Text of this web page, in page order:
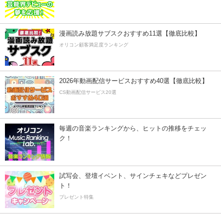
漫画読み放題サブスクおすすめ11選【徹底比較】
オリコン顧客満足度ランキング
2026年動画配信サービスおすすめ40選【徹底比較】
CS動画配信サービス20選
毎週の音楽ランキングから、ヒットの推移をチェッ
ク！
試写会、登壇イベント、サインチェキなどプレゼン
ト！
プレゼント特集